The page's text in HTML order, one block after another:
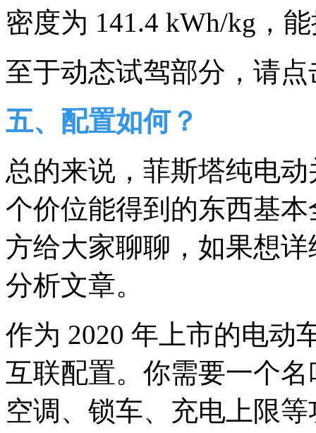
密度为 141.4 kWh/kg，
至于动态试驾部分，请点
五、配置如何？
总的来说，菲斯塔纯电
个价位能得到的东西基
方给大家聊聊，如果想
分析文章。
作为 2020 年上市的电动
互联配置。你需要一个
空调、锁车、充电上限